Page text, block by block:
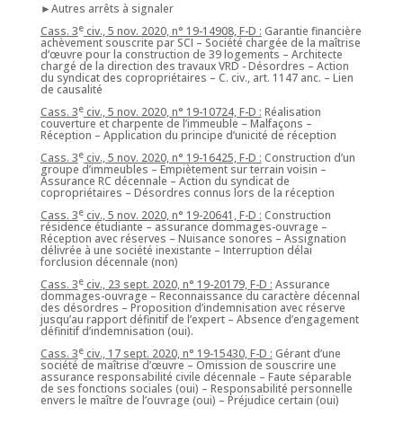
►Autres arrêts à signaler
Cass. 3eciv., 5 nov. 2020, n° 19-14908, F-D : Garantie financière
achèvement souscrite par SCI – Société chargée de la maîtrise
d’œuvre pour la construction de 39 logements – Architecte
chargé de la direction des travaux VRD - Désordres – Action
du syndicat des copropriétaires – C. civ., art. 1147 anc. – Lien
de causalité
Cass. 3eciv., 5 nov. 2020, n° 19-10724, F-D : Réalisation
couverture et charpente de l’immeuble – Malfaçons –
Réception – Application du principe d’unicité de réception
Cass. 3eciv., 5 nov. 2020, n° 19-16425, F-D : Construction d’un
groupe d’immeubles – Empiètement sur terrain voisin –
Assurance RC décennale – Action du syndicat de
copropriétaires – Désordres connus lors de la réception
Cass. 3eciv., 5 nov. 2020, n° 19-20641, F-D : Construction
résidence étudiante – assurance dommages-ouvrage –
Réception avec réserves – Nuisance sonores – Assignation
délivrée à une société inexistante – Interruption délai
forclusion décennale (non)
Cass. 3eciv., 23 sept. 2020, n° 19-20179, F-D : Assurance
dommages-ouvrage – Reconnaissance du caractère décennal
des désordres – Proposition d’indemnisation avec réserve
jusqu’au rapport définitif de l’expert – Absence d’engagement
définitif d’indemnisation (oui).
Cass. 3eciv., 17 sept. 2020, n° 19-15430, F-D : Gérant d’une
société de maîtrise d’œuvre – Omission de souscrire une
assurance responsabilité civile décennale – Faute séparable
de ses fonctions sociales (oui) – Responsabilité personnelle
envers le maître de l’ouvrage (oui) – Préjudice certain (oui)